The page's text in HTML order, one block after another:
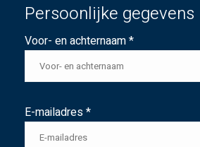
Persoonlijke gegevens
Voor- en achternaam *
E-mailadres *